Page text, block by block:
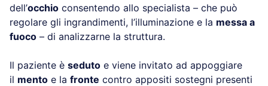
dell’occhio consentendo allo specialista – che può
regolare gli ingrandimenti, l’illuminazione e la messa a
fuoco – di analizzarne la struttura.
Il paziente è seduto e viene invitato ad appoggiare
il mento e la fronte contro appositi sostegni presenti